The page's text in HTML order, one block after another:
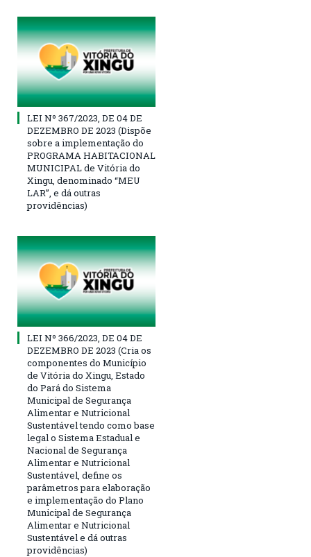
LEI Nº 367/2023, DE 04 DE
DEZEMBRO DE 2023 (Dispõe
sobre a implementação do
PROGRAMA HABITACIONAL
MUNICIPAL de Vitória do
Xingu, denominado “MEU
LAR”, e dá outras
providências)
LEI Nº 366/2023, DE 04 DE
DEZEMBRO DE 2023 (Cria os
componentes do Município
de Vitória do Xingu, Estado
do Pará do Sistema
Municipal de Segurança
Alimentar e Nutricional
Sustentável tendo como base
legal o Sistema Estadual e
Nacional de Segurança
Alimentar e Nutricional
Sustentável, define os
parâmetros para elaboração
e implementação do Plano
Municipal de Segurança
Alimentar e Nutricional
Sustentável e dá outras
providências)